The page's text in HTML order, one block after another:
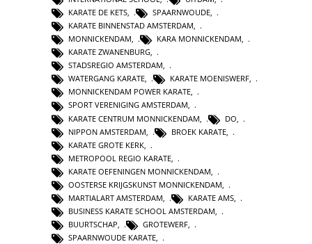
KARATE DE KETS, SPAARNWOUDE,
KARATE BINNENSTAD AMSTERDAM,
MONNICKENDAM, KARA MONNICKENDAM,
KARATE ZWANENBURG,
STADSREGIO AMSTERDAM,
WATERGANG KARATE, KARATE MOENISWERF,
MONNICKENDAM POWER KARATE,
SPORT VERENIGING AMSTERDAM,
KARATE CENTRUM MONNICKENDAM
DO
NIPPON AMSTERDAM
BROEK KARATE
KARATE GROTE KERK
METROPOOL REGIO KARATE
KARATE OEFENINGEN MONNICKENDAM
OOSTERSE KRIJGSKUNST MONNICKENDAM
MARTIALART AMSTERDAM
KARATE AMS
BUSINESS KARATE SCHOOL AMSTERDAM
BUURTSCHAP, GROTEWERF,
SPAARNWOUDE KARATE,